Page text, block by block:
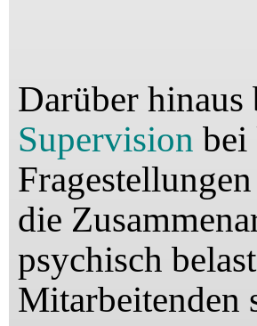
Darüber hinaus
Supervision bei
die
psychisch
Mitarbeitenden